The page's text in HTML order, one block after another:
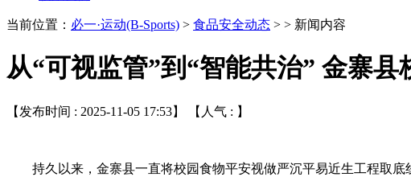
当前位置： 必一·运动(B-Sports) > 食品安全动态 > > 新闻内容
从“可视监管”到“智能共治” 金寨县
【发布时间 : 2025-11-05 17:53】 【人气 : 】
持久以来，金寨县一直将校园食物平安视做严沉平易近生工程取底